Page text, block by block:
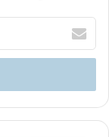
بريدك
الإلكتروني